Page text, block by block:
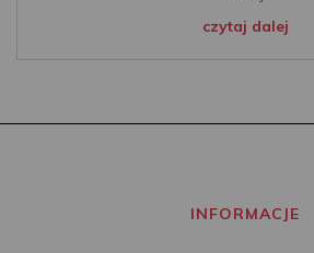
czytaj dalej
INFORMACJE